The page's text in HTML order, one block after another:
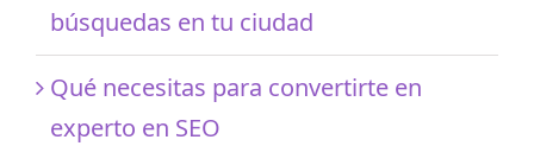
búsquedas en tu ciudad
Qué necesitas para convertirte en
experto en SEO